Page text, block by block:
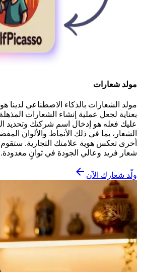
مولد شعارات
مولد الشعارات بالذكاء الاصطناعي لدينا
بعناية لجعل عملية إنشاء الشعارات
عليك فعله هو إدخال اسم شركتك وتحديد
الشعار، بما في ذلك الأنماط والألوان
أخرى تعكس هوية علامتك التجارية. ستقوم
شعار فريد وعالي الجودة في ثوانٍ معدودة.
ولّد شعارك الآن